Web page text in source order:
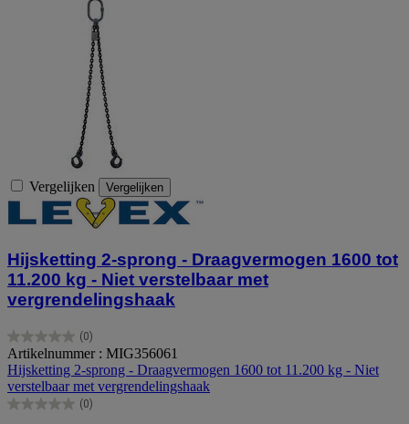
Vergelijken Vergelijken
Hijsketting 2-sprong - Draagvermogen 1600 tot
11.200 kg - Niet verstelbaar met
vergrendelingshaak
(0)
0.0
van
de
5
sterren.
Artikelnummer : MIG356061
Hijsketting 2-sprong - Draagvermogen 1600 tot 11.200 kg - Niet
verstelbaar met vergrendelingshaak
(0)
0.0